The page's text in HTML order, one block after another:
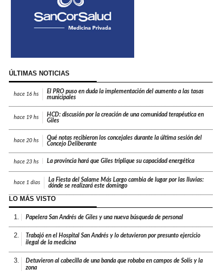
ÚLTIMAS NOTICIAS
hace 16 hs
El PRO puso en duda la implementación del aumento a las tasas
municipales
hace 19 hs
HCD: discusión por la creación de una comunidad terapéutica en
Giles
hace 20 hs
Qué notas recibieron los concejales durante la última sesión del
Concejo Deliberante
hace 23 hs La provincia hará que Giles triplique su capacidad energética
hace 1 días
La Fiesta del Salame Más Largo cambia de lugar por las lluvias:
dónde se realizará este domingo
LO MÁS VISTO
1. Papelera San Andrés de Giles y una nueva búsqueda de personal
2.
Trabajó en el Hospital San Andrés y lo detuvieron por presunto ejercicio
ilegal de la medicina
3.
Detuvieron al cabecilla de una banda que robaba en campos de Solís y la
zona